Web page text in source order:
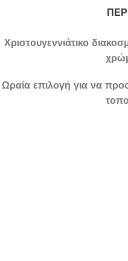
Χριστουγεννιάτικο
Ωραία επιλογή για να